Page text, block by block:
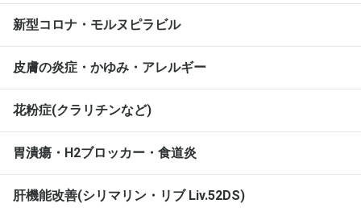
新型コロナ・モルヌピラビル
皮膚の炎症・かゆみ・アレルギー
花粉症(クラリチンなど)
胃潰瘍・H2ブロッカー・食道炎
肝機能改善(シリマリン・リブ Liv.52DS)